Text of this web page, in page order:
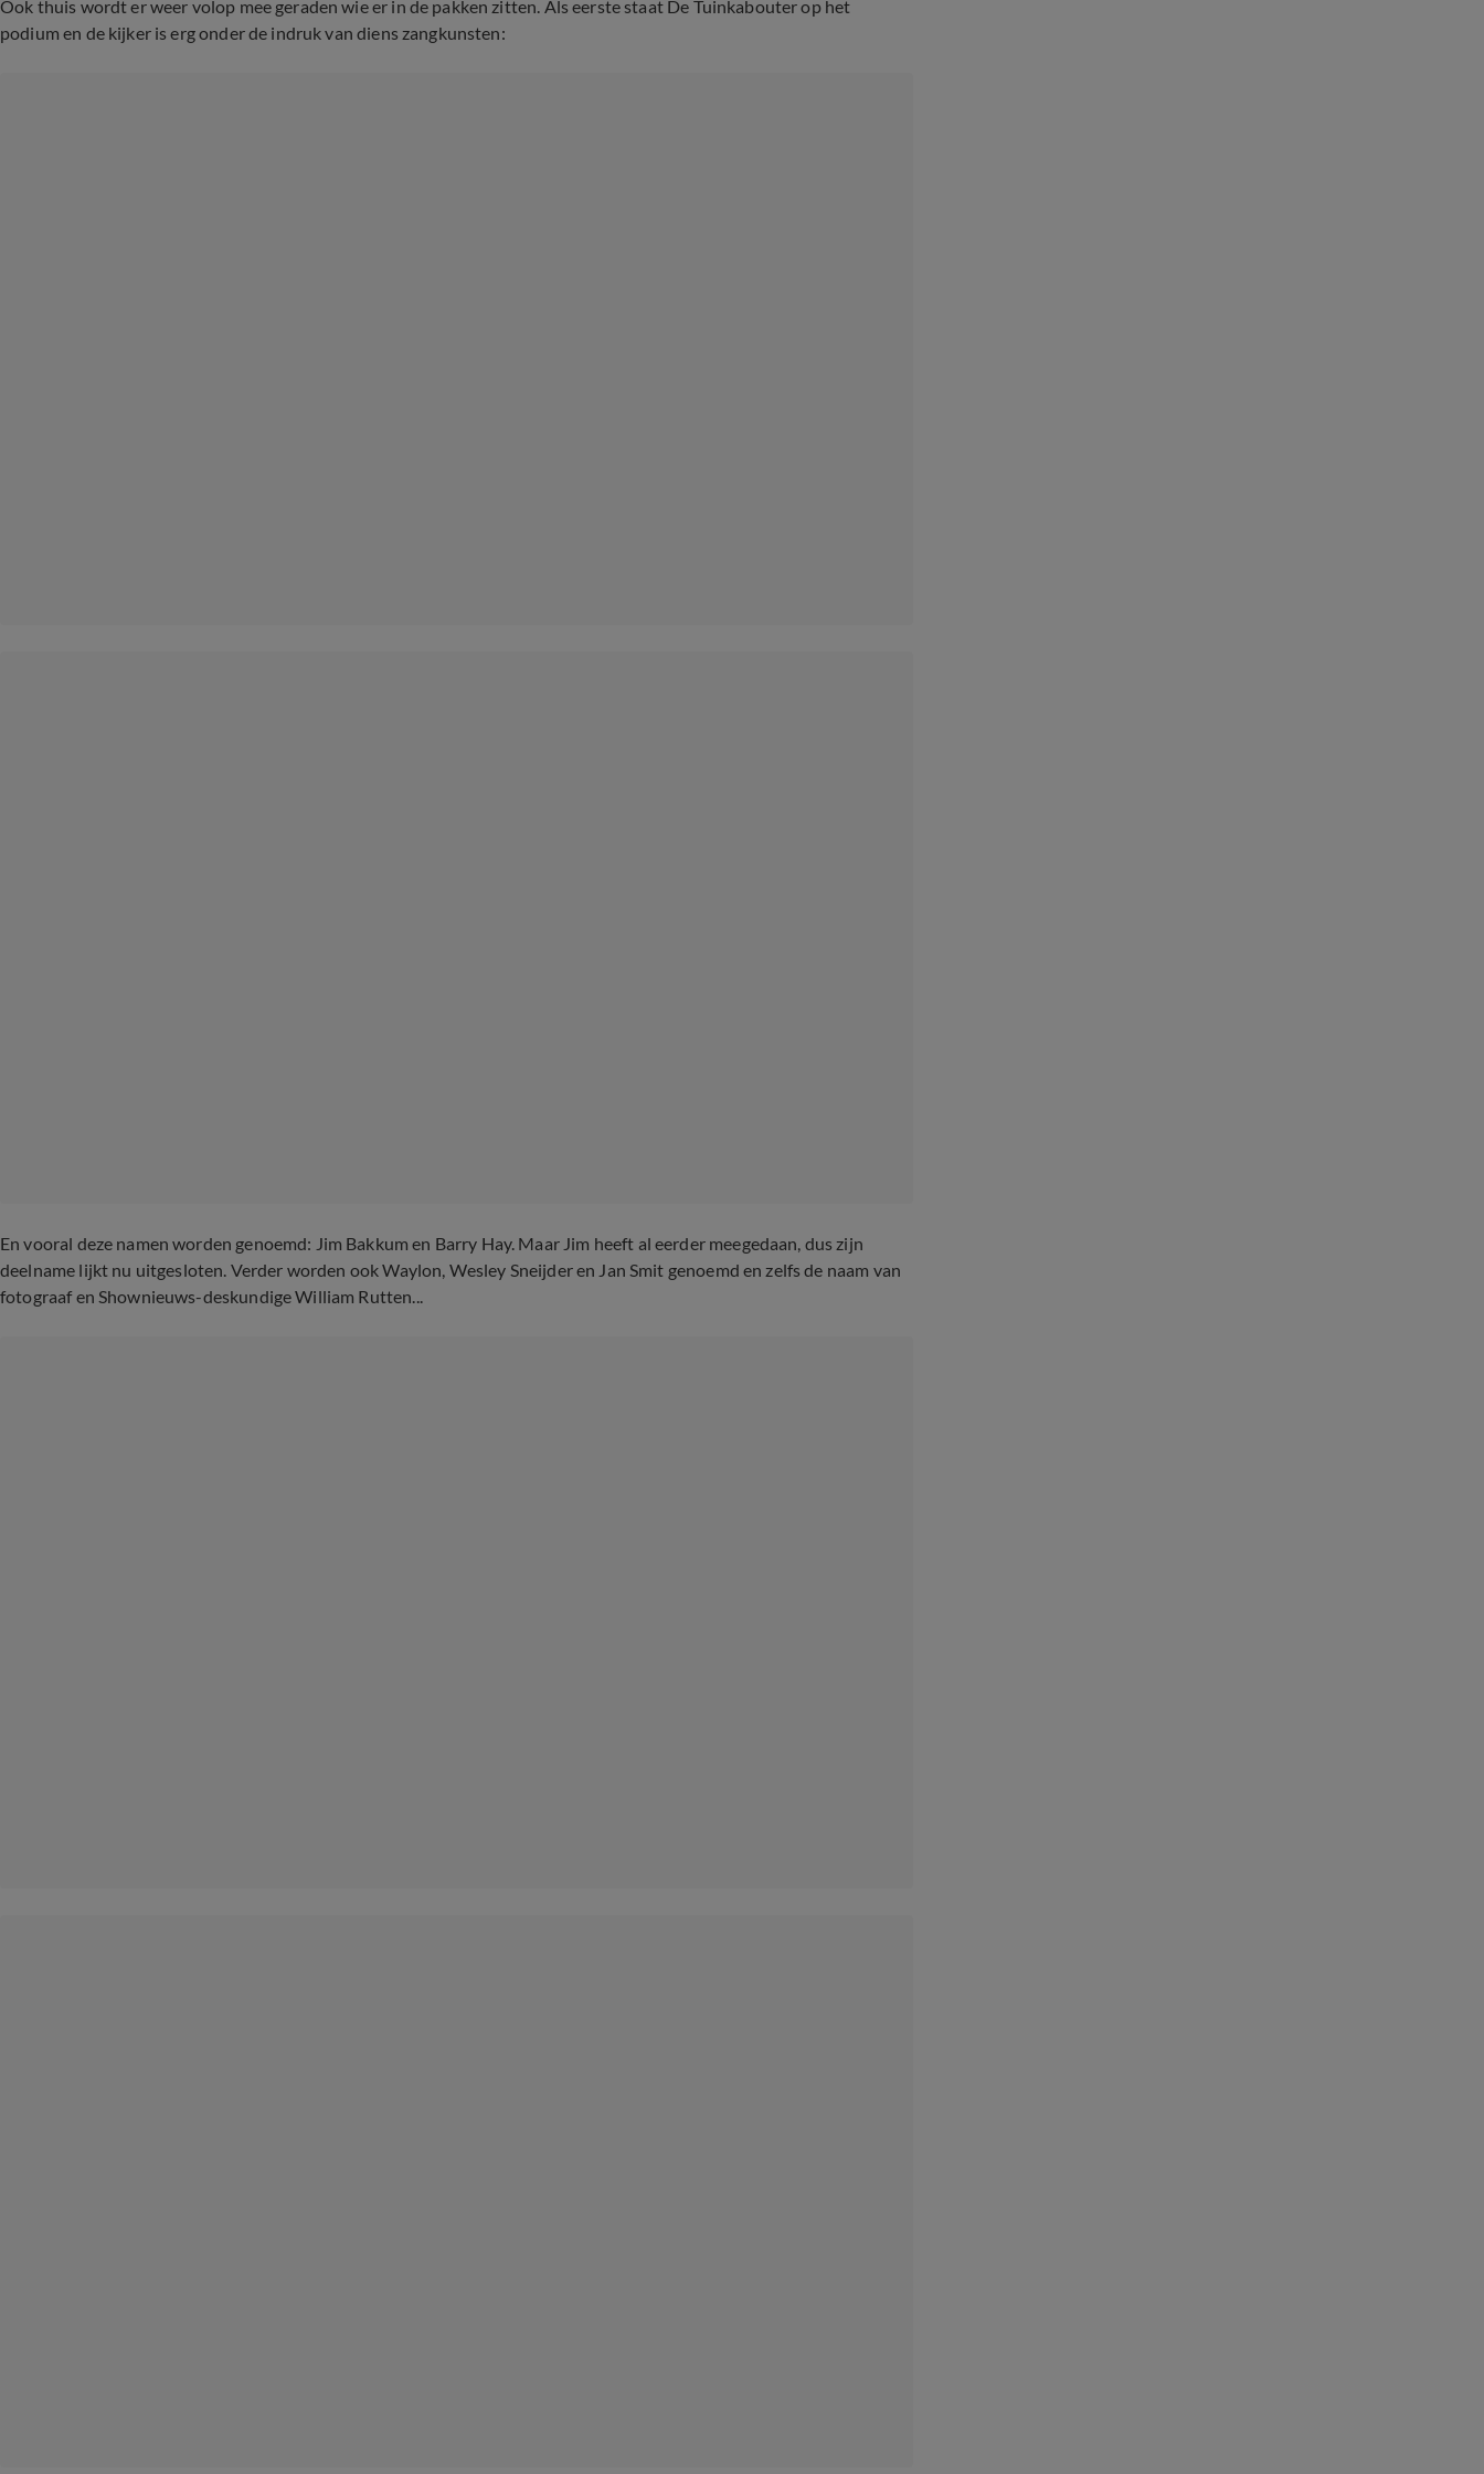
Ook thuis wordt er weer volop mee geraden wie er in de pakken zitten. Als eerste staat De Tuinkabouter op het
podium en de kijker is erg onder de indruk van diens zangkunsten:
En vooral deze namen worden genoemd: Jim Bakkum en Barry Hay. Maar Jim heeft al eerder meegedaan, dus zijn
deelname lijkt nu uitgesloten. Verder worden ook Waylon, Wesley Sneijder en Jan Smit genoemd en zelfs de naam van
fotograaf en Shownieuws-deskundige William Rutten...